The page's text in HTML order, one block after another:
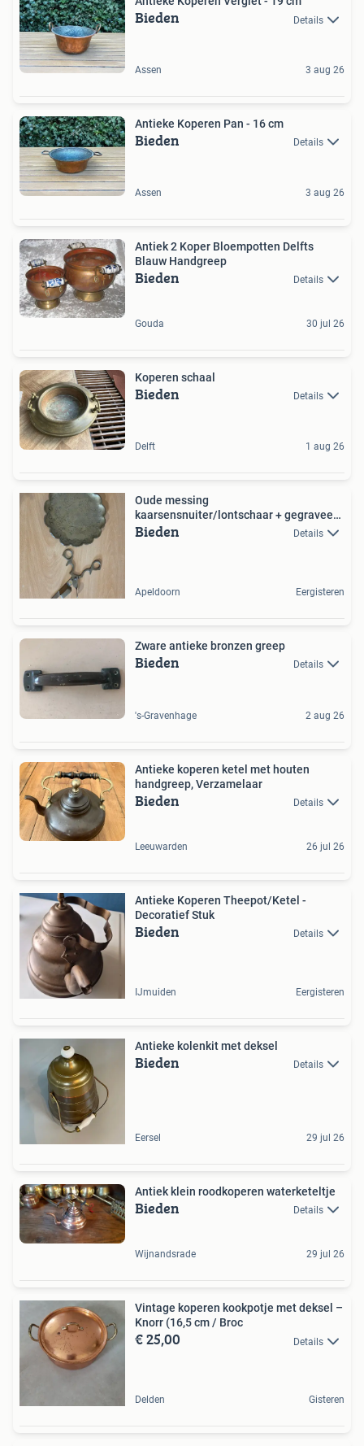
Bieden Details
Assen 3 aug 26
Antieke Koperen Pan - 16 cm
Bieden Details
Assen 3 aug 26
Antiek 2 Koper Bloempotten Delfts
Blauw Handgreep
Bieden Details
Gouda 30 jul 26
Koperen schaal
Bieden Details
Delft 1 aug 26
Oude messing
kaarsensnuiter/lontschaar + gegraveerd
visbord
Bieden Details
Apeldoorn Eergisteren
Zware antieke bronzen greep
Bieden Details
's-Gravenhage 2 aug 26
Antieke koperen ketel met houten
handgreep, Verzamelaar
Bieden Details
Leeuwarden 26 jul 26
Antieke Koperen Theepot/Ketel -
Decoratief Stuk
Bieden Details
IJmuiden Eergisteren
Antieke kolenkit met deksel
Bieden Details
Eersel 29 jul 26
Antiek klein roodkoperen waterketeltje
Bieden Details
Wijnandsrade 29 jul 26
Vintage koperen kookpotje met deksel –
Knorr (16,5 cm / Broc
€ 25,00 Details
Delden Gisteren